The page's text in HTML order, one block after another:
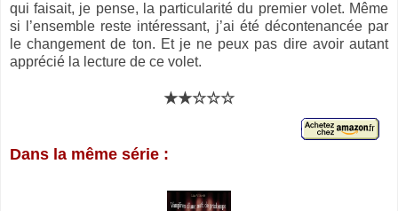
qui faisait, je pense, la particularité du premier volet. Même
si l’ensemble reste intéressant, j’ai été décontenancée par
le changement de ton. Et je ne peux pas dire avoir autant
apprécié la lecture de ce volet.
★★☆☆☆
Dans la même série :